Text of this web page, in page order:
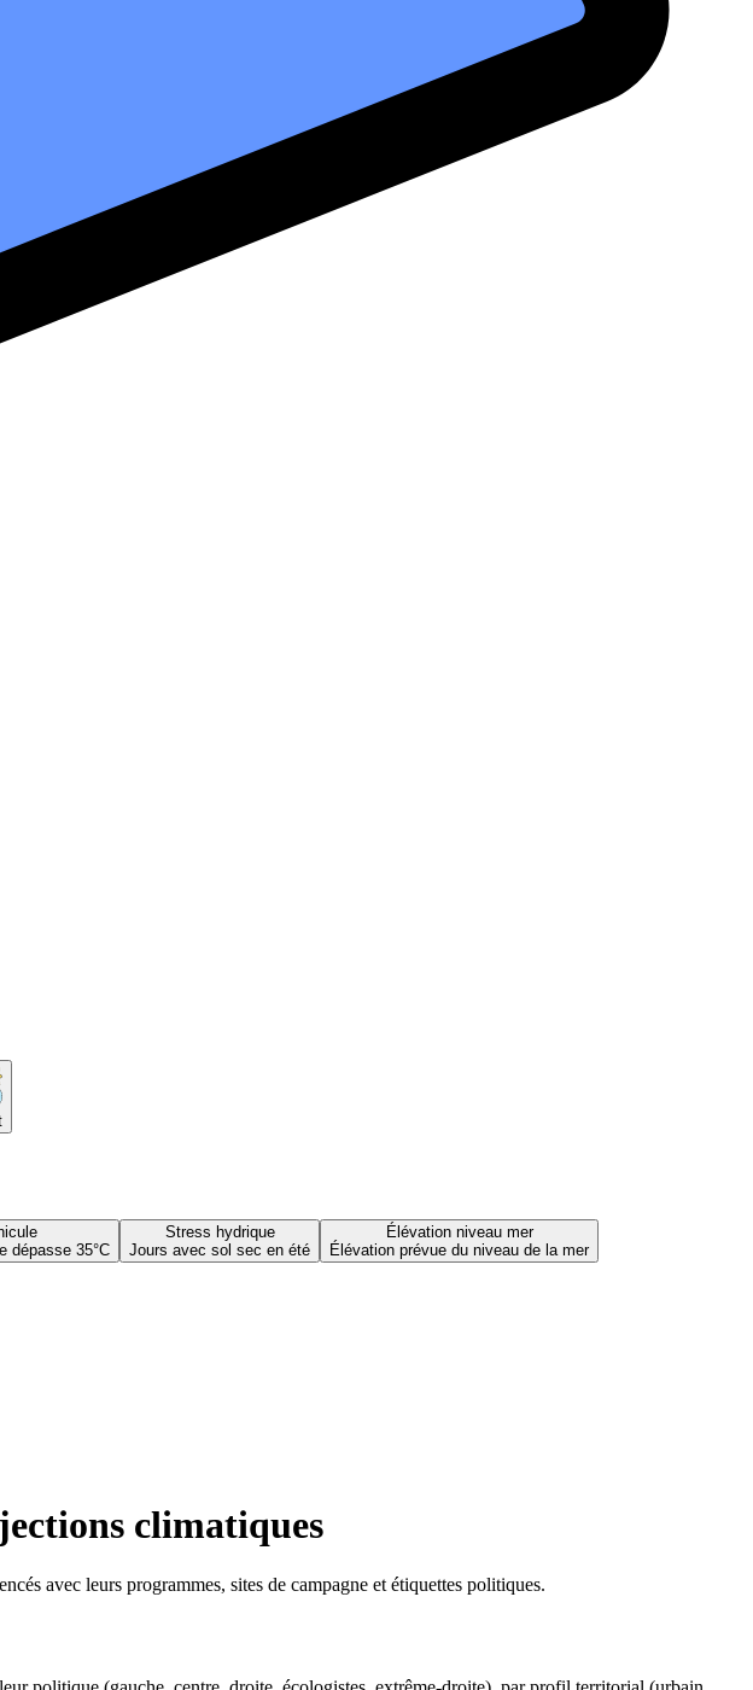
dépasse 35°C
Stress hydrique
Jours avec sol sec en été
Élévation niveau mer
Élévation prévue du niveau de la mer
climatiques
avec leurs programmes, sites de campagne et étiquettes politiques.